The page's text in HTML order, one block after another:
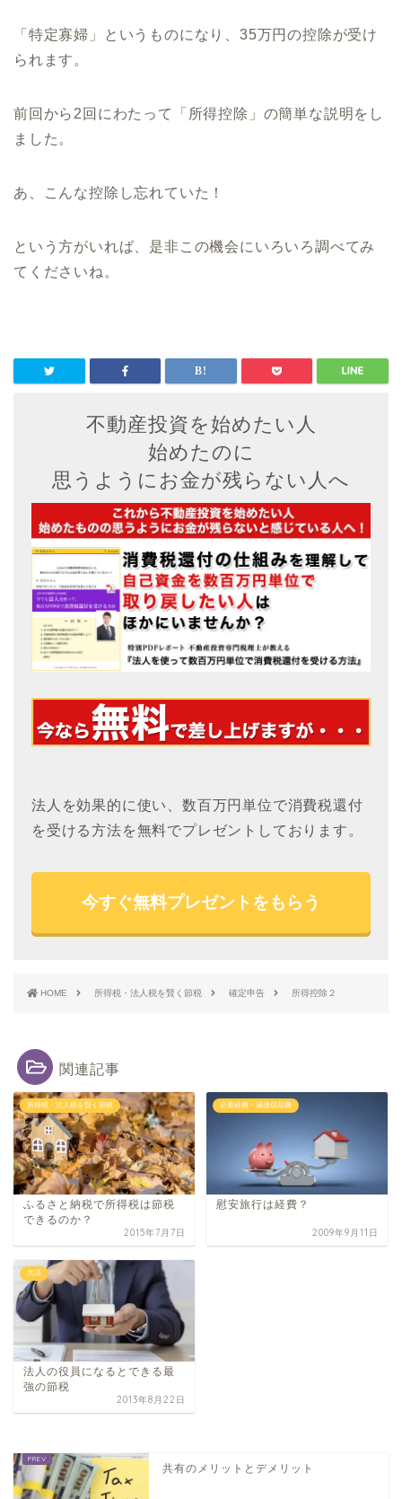
「特定寡婦」というものになり、35万円の控除が受け
られます。
前回から2回にわたって「所得控除」の簡単な説明をし
ました。
あ、こんな控除し忘れていた！
という方がいれば、是非この機会にいろいろ調べてみ
てくださいね。
不動産投資を始めたい人
始めたのに
思うようにお金が残らない人へ
法人を効果的に使い、数百万円単位で消費税還付
を受ける方法を無料でプレゼントしております。
今すぐ無料プレゼントをもらう
HOME 所得税・法人税を賢く節税 確定申告 所得控除２
関連記事
所得税・法人税を賢く節税
ふるさと納税で所得税は節税
できるのか？
2015年7月7日
必要経費・減価償却費
慰安旅行は経費？
2009年9月11日
共済
法人の役員になるとできる最
強の節税
2013年8月22日
共有のメリットとデメリット